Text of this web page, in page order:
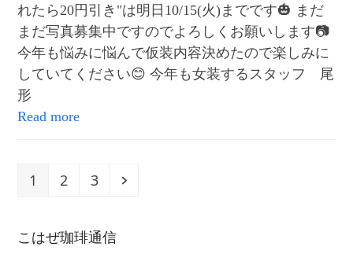
れたら20円引き"は明日10/15(火)までです🎃 まだ
まだ写真募集中ですのでよろしくお願いします📷
今年も悩みに悩んで仮装内容決めたので楽しみに
していてください😊 今年も女装するスタッフ 尾
形
Read more
Page
1 Page
2 Page
3 Next
こはぜ珈琲通信